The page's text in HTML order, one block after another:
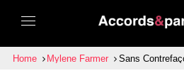
Home Mylene Farmer Sans